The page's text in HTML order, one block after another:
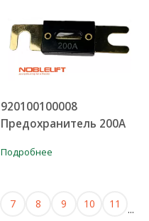
920100100008
Предохранитель 200A
Подробнее
7 8 9 10 11
...